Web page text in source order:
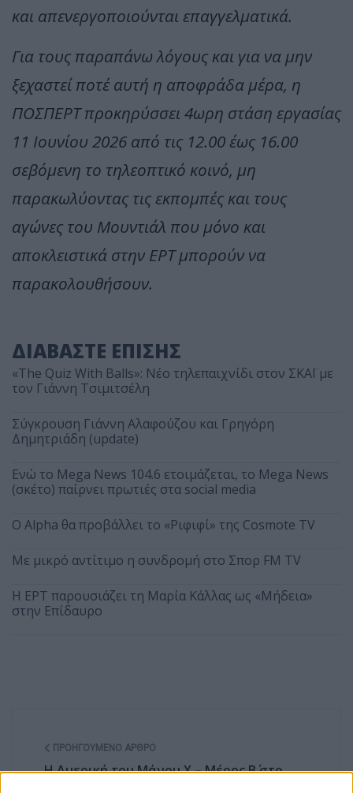
και απενεργοποιούνται επαγγελματικά.
Για τους παραπάνω λόγους και για να μην
ξεχαστεί ποτέ αυτή η αποφράδα μέρα, η
ΠΟΣΠΕΡΤ προκηρύσσει 4ωρη στάση εργασίας
11 Ιουνίου 2026 από τις 12.00 έως 16.00
σεβόμενη το τηλεοπτικό κοινό, μη
παρακωλύοντας τις εκπομπές και τους
αγώνες του Μουντιάλ που μόνο και
αποκλειστικά στην ΕΡΤ μπορούν να
παρακολουθήσουν.
ΔΙΑΒΑΣΤΕ ΕΠΙΣΗΣ
«The Quiz With Balls»: Νέο τηλεπαιχνίδι στον ΣΚΑΪ με
τον Γιάννη Τσιμιτσέλη
Σύγκρουση Γιάννη Αλαφούζου και Γρηγόρη
Δημητριάδη (update)
Ενώ το Mega News 104.6 ετοιμάζεται, το Mega News
(σκέτο) παίρνει πρωτιές στα social media
Ο Alpha θα προβάλλει το «Ριφιφί» της Cosmote TV
Με μικρό αντίτιμο η συνδρομή στο Σπορ FM TV
Η ΕΡΤ παρουσιάζει τη Μαρία Κάλλας ως «Μήδεια»
στην Επίδαυρο
ΠΡΟΗΓΟΎΜΕΝΟ ΆΡΘΡΟ
Η Αμερική του Μάνου Χ – Μέρος Β΄ στο